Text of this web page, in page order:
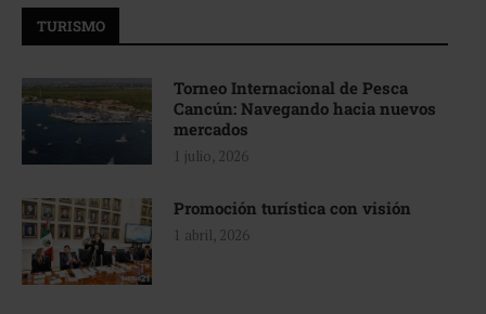
TURISMO
Torneo Internacional de Pesca
Cancún: Navegando hacia nuevos
mercados
1 julio, 2026
Promoción turística con visión
1 abril, 2026